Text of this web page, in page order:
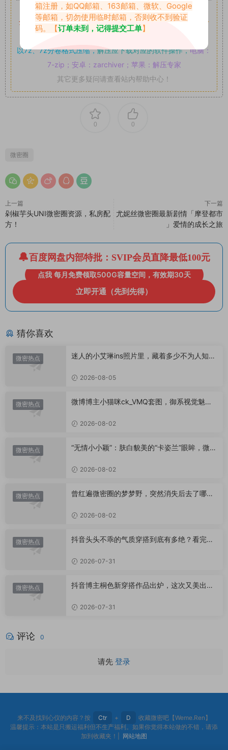
如果遇到付费才可获取的素材，建议升级对应的VIP。
全站付费素材可提供补档服务“均有备份”，素材以主流网盘分
以7z、7z分卷格式压缩，解压应下载对应的软件操作，电脑：
7-zip；安卓：zarchiver；苹果：解压专家
其它更多疑问请查看站内帮助中心！
0 0
微密圈
上一篇
剁椒芋头UNI微密圈资源，私房配
方！
下一篇
尤妮丝微密圈最新剧情「摩登都市
」爱情的成长之旅
百度网盘内部特批：SVIP会员直降最低100元
点我 每月免费领取500G容量空间，有效期30天
立即开通（先到先得）
猜你喜欢
微密热点
迷人的小艾琳ins照片里，藏着多少不为人知的
2026-08-05
微密热点
微博博主小猫咪ck_VMQ套图，御系视觉魅力
2026-08-02
微密热点
“无情小小颖”：肤白貌美的“卡姿兰”眼眸，微密
2026-08-02
微密热点
曾红遍微密圈的梦梦野，突然消失后去了哪
2026-08-02
微密热点
抖音头头不乖的气质穿搭到底有多绝？看完想
2026-07-31
微密热点
抖音博主桐色新穿搭作品出炉，这次又美出什
2026-07-31
评论 0
请先 登录
来不及找到心仪的内容？按 Ctr + D
收藏微密吧【Weme.Ren】
温馨提示：本站是只搬运福利但不生产福利。如果你觉得本站做的不错，请添
加到收藏夹！| 网站地图
箱注册，如QQ邮箱、163邮箱、微软、Google
等邮箱，切勿使用临时邮箱，否则收不到验证
码。【订单未到，记得提交工单】